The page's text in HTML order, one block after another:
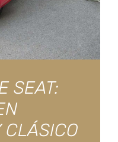
SEAT:
CLÁSICO